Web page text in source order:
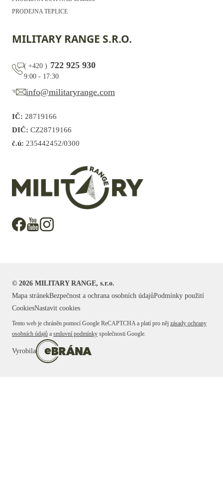
PRODEJNA TEPLICE
MILITARY RANGE S.R.O.
( +420 ) 722 925 930
9:00 - 17:30
info@militaryrange.com
IČ: 28719166
DIČ: CZ28719166
č.ú: 235442452/0300
© 2026 MILITARY RANGE, s.r.o.
Mapa stránekBezpečnost a ochrana osobních údajůPodmínky použití
CookiesNastavit cookies
Tento web je chráněn pomocí Google ReCAPTCHA a platí pro něj zásady ochrany
osobních údajů a smluvní podmínky společnosti Google.
Vyrobila